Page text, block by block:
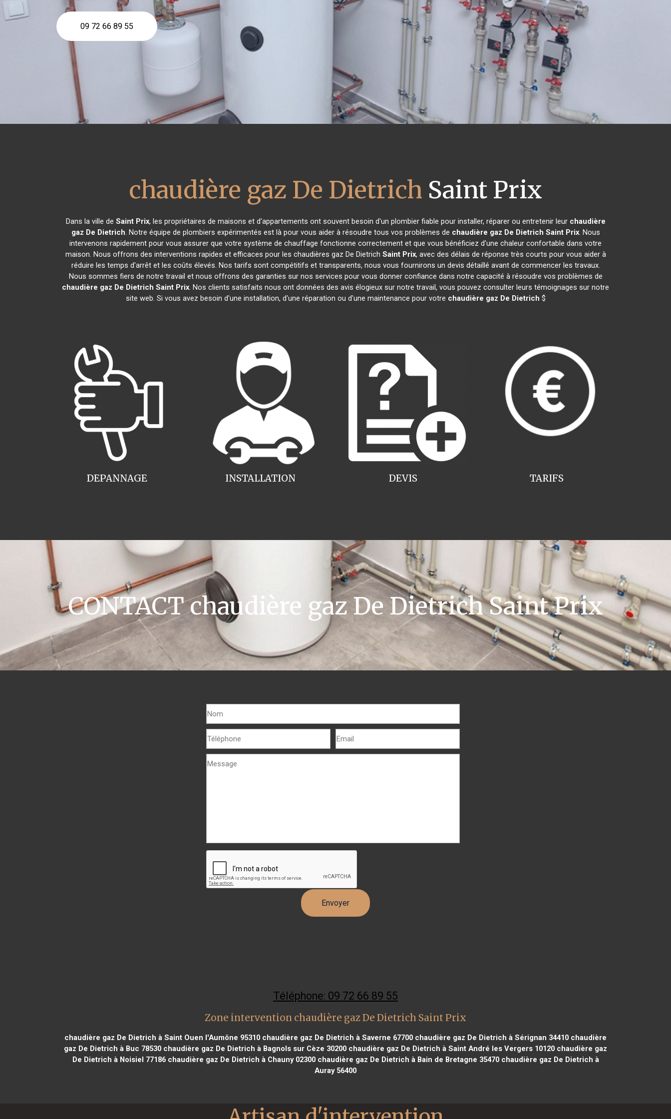
09 72 66 89 55
chaudière gaz De Dietrich Saint Prix
Dans la ville de Saint Prix, les propriétaires de maisons et d'appartements ont souvent besoin d'un plombier fiable pour installer, réparer ou entretenir leur chaudière
gaz De Dietrich. Notre équipe de plombiers expérimentés est là pour vous aider à résoudre tous vos problèmes de chaudière gaz De Dietrich Saint Prix. Nous
intervenons rapidement pour vous assurer que votre système de chauffage fonctionne correctement et que vous bénéficiez d'une chaleur confortable dans votre
maison. Nous offrons des interventions rapides et efficaces pour les chaudières gaz De Dietrich Saint Prix, avec des délais de réponse très courts pour vous aider à
réduire les temps d'arrêt et les coûts élevés. Nos tarifs sont compétitifs et transparents, nous vous fournirons un devis détaillé avant de commencer les travaux.
Nous sommes fiers de notre travail et nous offrons des garanties sur nos services pour vous donner confiance dans notre capacité à résoudre vos problèmes de
chaudière gaz De Dietrich Saint Prix. Nos clients satisfaits nous ont données des avis élogieux sur notre travail, vous pouvez consulter leurs témoignages sur notre
site web. Si vous avez besoin d'une installation, d'une réparation ou d'une maintenance pour votre chaudière gaz De Dietrich $
INSTALLATION
DEPANNAGE TARIFS
DEVIS
CONTACT chaudière gaz De Dietrich Saint Prix
Téléphone: 09 72 66 89 55
Zone intervention chaudière gaz De Dietrich Saint Prix
chaudière gaz De Dietrich à Saint Ouen l'Aumône 95310 chaudière gaz De Dietrich à Saverne 67700 chaudière gaz De Dietrich à Sérignan 34410 chaudière
gaz De Dietrich à Buc 78530 chaudière gaz De Dietrich à Bagnols sur Cèze 30200 chaudière gaz De Dietrich à Saint André les Vergers 10120 chaudière gaz
De Dietrich à Noisiel 77186chaudière gaz De Dietrich à Chauny 02300chaudière gaz De Dietrich à Bain de Bretagne 35470chaudière gaz De Dietrich à
Auray 56400